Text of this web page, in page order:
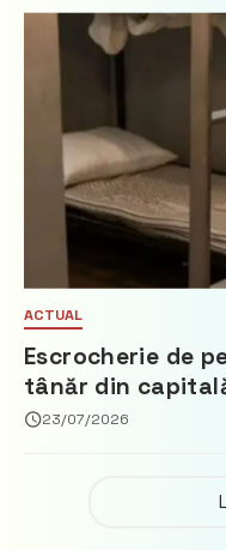
ACTUAL
Escrocherie de
tânăr din
închisoare
23/07/2026